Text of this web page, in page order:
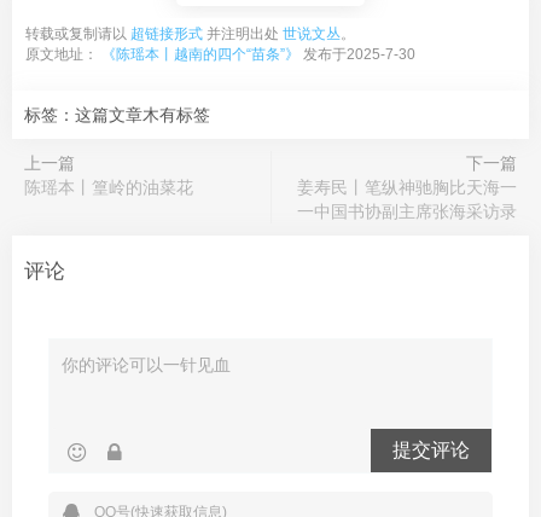
转载或复制请以 超链接形式 并注明出处 世说文丛。
原文地址：
《陈瑶本丨越南的四个“苗条”》 发布于2025-7-30
标签：这篇文章木有标签
上一篇
陈瑶本丨篁岭的油菜花
下一篇
姜寿民丨笔纵神驰胸比天海一
一中国书协副主席张海采访录
评论
提交评论